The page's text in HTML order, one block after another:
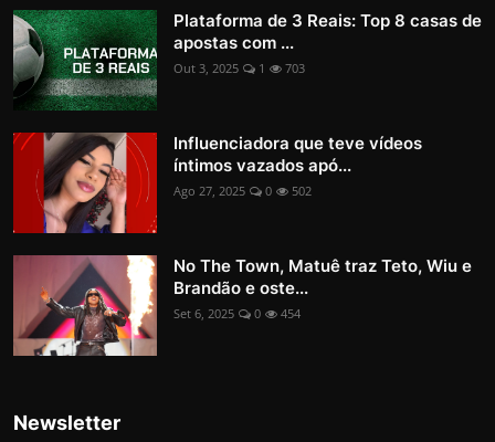
Plataforma de 3 Reais: Top 8 casas de
apostas com ...
Out 3, 2025 1 703
Influenciadora que teve vídeos
íntimos vazados apó...
Ago 27, 2025 0 502
No The Town, Matuê traz Teto, Wiu e
Brandão e oste...
Set 6, 2025 0 454
Newsletter